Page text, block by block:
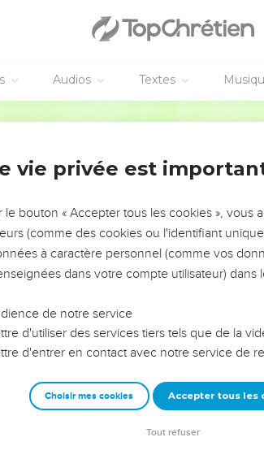
Audios Textes
DE L’ANNÉE !
LES VOTRES ?
leur impact, leur foi ou leur vision. Mais on voit
qu'ils ont traversés, alors même que ce sont
responsables reviennent sur les erreurs
avec plus de sagesse afin que leurs erreurs
une équipe, un groupe ou une famille,
vie privée est
le bouton « Accepter tous les cookies », vous
(comme des cookies ou l'identifiant
à caractère personnel (comme vos
dans votre compte utilisateur) dans
de notre service
d'utiliser des services tiers tels que de la
d'entrer en contact avec notre service de
Choisir mes cookies Accepter tous les
Tout refuser